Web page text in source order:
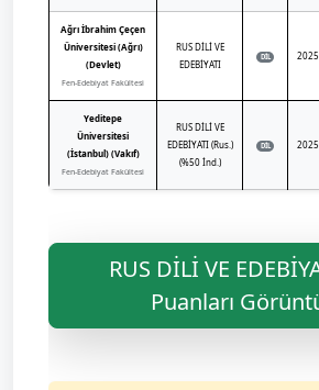
Ağrı İbrahim Çeçen
Üniversitesi (Ağrı)
(Devlet)
Fen-Edebiyat Fakültesi
RUS DİLİ VE
EDEBİYATI
DİL 2025
Yeditepe
Üniversitesi
(İstanbul) (Vakıf)
Fen-Edebiyat Fakültesi
RUS DİLİ VE
EDEBİYATI (Rus.)
(%50 İnd.)
DİL 2025
RUS DİLİ VE
Puanları